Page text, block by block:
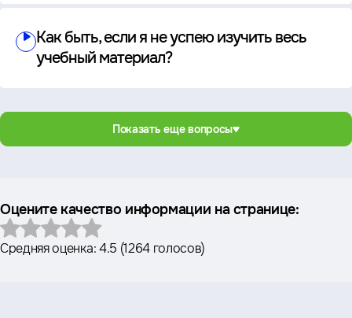
Как быть, если я не успею изучить весь
учебный материал?
Показать еще вопросы
Оцените качество информации на странице:
Средняя оценка:4.5 (1264 голосов)